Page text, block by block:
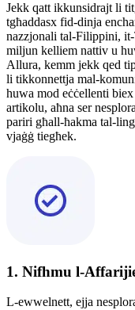
Jekk qatt ikkunsidrajt li
tgħaddasx fid-dinja
nazzjonali tal-Filippini,
miljun kelliem nattiv u
Allura, kemm jekk qed
li tikkonnettja mal-
huwa mod eċċellenti
artikolu, aħna ser
pariri għall-ħakma tal-
vjaġġ tiegħek.
1. Nifhmu l-
L-ewwelnett, ejja